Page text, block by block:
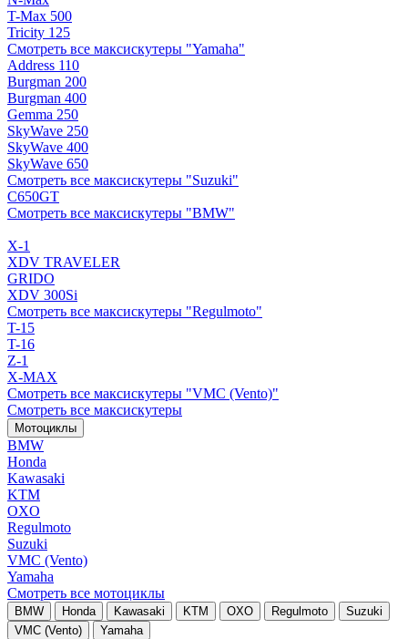
T-Max 500
Tricity 125
Смотреть все максискутеры "Yamaha"
Address 110
Burgman 200
Burgman 400
Gemma 250
SkyWave 250
SkyWave 400
SkyWave 650
Смотреть все максискутеры "Suzuki"
C650GT
Смотреть все максискутеры "BMW"
X-1
XDV TRAVELER
GRIDO
XDV 300Si
Смотреть все максискутеры "Regulmoto"
T-15
T-16
Z-1
X-MAX
Смотреть все максискутеры "VMC (Vento)"
Смотреть все максискутеры
Мотоциклы
BMW
Honda
Kawasaki
KTM
OXO
Regulmoto
Suzuki
VMC (Vento)
Yamaha
Смотреть все мотоциклы
BMW Honda Kawasaki KTM OXO Regulmoto
Suzuki
VMC (Vento)
Yamaha